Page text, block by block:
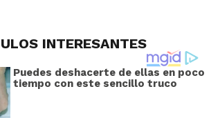
INTERESANTES
Puedes deshacerte de ellas en poco
tiempo con este sencillo truco